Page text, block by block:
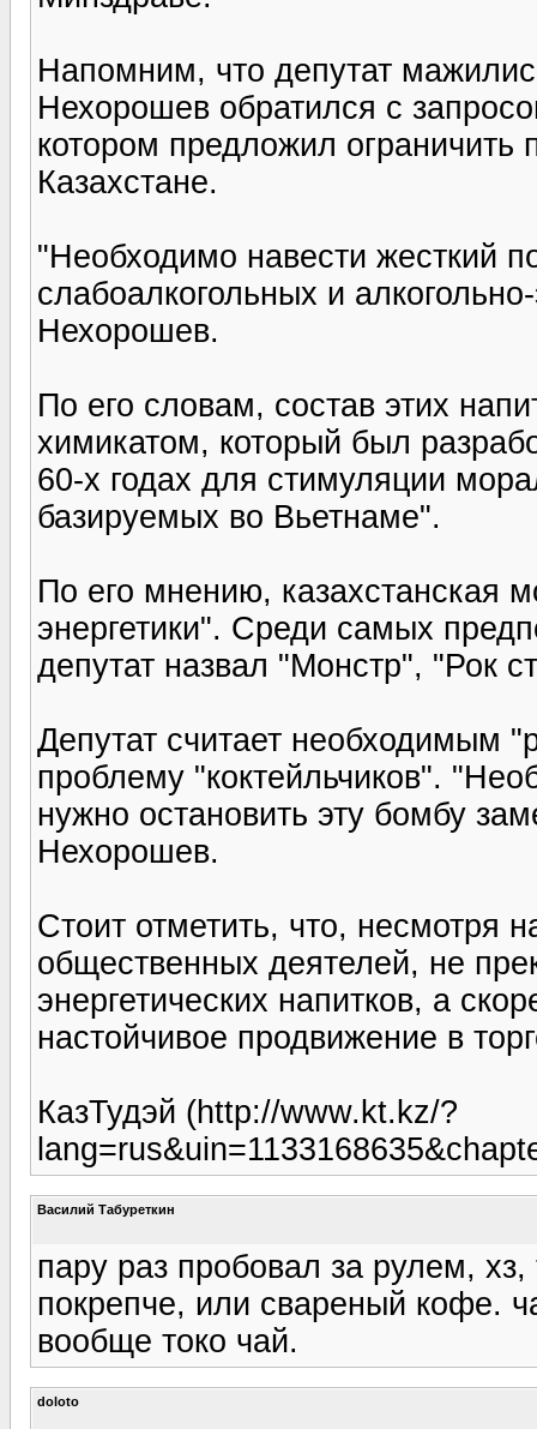
Напомним, что депутат
Нехорошев обратился с
котором предложил ограничить
Казахстане.
"Необходимо навести жесткий
слабоалкогольных и
Нехорошев.
По его словам, состав этих
химикатом, который был
60-х годах для стимуляции
базируемых во Вьетнаме".
По его мнению, казахстанская
энергетики". Среди самых
депутат назвал "Монстр", "Рок
Депутат считает необходимым
проблему "коктейльчиков".
нужно остановить эту бомбу
Нехорошев.
Стоит отметить, что, несмотря
общественных деятелей, не
энергетических напитков, а
настойчивое продвижение в
КазТудэй (http://www.kt.kz/?
Василий Табуреткин
пару раз пробовал за рулем,
покрепче, или свареный кофе.
вообще токо чай.
doloto